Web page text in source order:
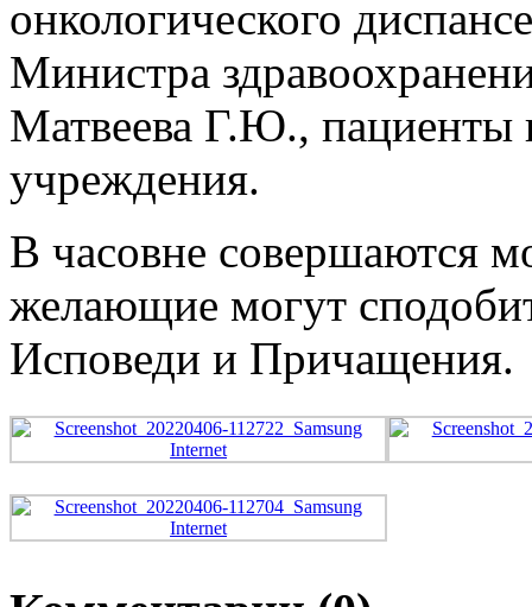
онкологического
Министра
Матвеева Г.Ю., пациенты
учреждения.
В часовне совершаются
желающие могут
Исповеди и Причащения.